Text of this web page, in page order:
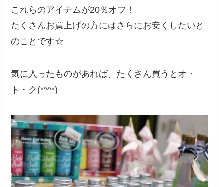
これらのアイテムが20％オフ！
たくさんお買上げの方にはさらにお安くしたいと
のことです☆
気に入ったものがあれば、たくさん買うとオ・
ト・ク(*^^*)